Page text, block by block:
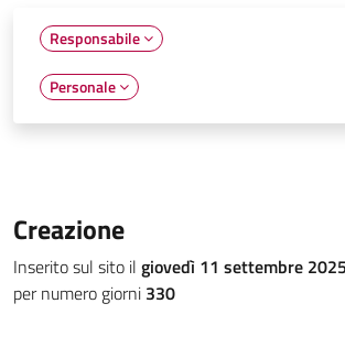
Responsabile
Personale
Creazione
Inserito sul sito il giovedì 11 settembre 2025
per numero giorni 330